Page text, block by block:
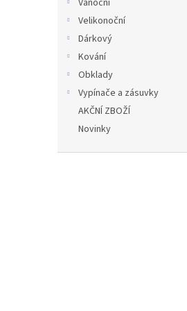
Vánoční
Velikonoční
Dárkový
Kování
Obklady
Vypínače a zásuvky
AKČNÍ ZBOŽÍ
Novinky